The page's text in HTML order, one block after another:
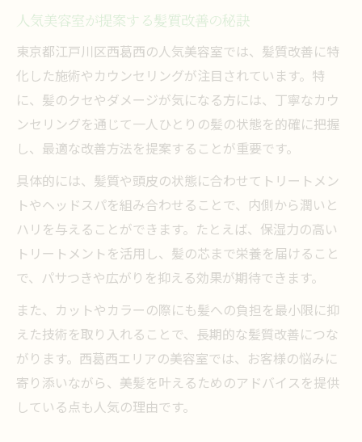
人気美容室が提案する髪質改善の秘訣
東京都江戸川区西葛西の人気美容室では、髪質改善に特
化した施術やカウンセリングが注目されています。特
に、髪のクセやダメージが気になる方には、丁寧なカウ
ンセリングを通じて一人ひとりの髪の状態を的確に把握
し、最適な改善方法を提案することが重要です。
具体的には、髪質や頭皮の状態に合わせてトリートメン
トやヘッドスパを組み合わせることで、内側から潤いと
ハリを与えることができます。たとえば、保湿力の高い
トリートメントを活用し、髪の芯まで栄養を届けること
で、パサつきや広がりを抑える効果が期待できます。
また、カットやカラーの際にも髪への負担を最小限に抑
えた技術を取り入れることで、長期的な髪質改善につな
がります。西葛西エリアの美容室では、お客様の悩みに
寄り添いながら、美髪を叶えるためのアドバイスを提供
している点も人気の理由です。